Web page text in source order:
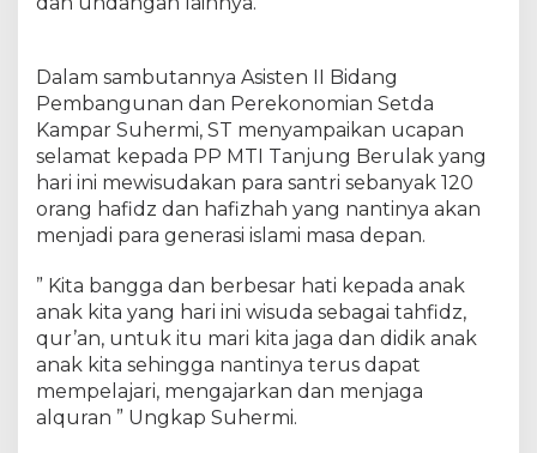
n
n
g
B
e
u
l
a
,
S
u
h
e
r
Dalam sambutannya Asisten II Bidang
Pembangunan dan Perekonomian Setda
Kampar Suhermi, ST menyampaikan ucapan
selamat kepada PP MTI Tanjung Berulak yang
hari ini mewisudakan para santri sebanyak 120
orang hafidz dan hafizhah yang nantinya akan
menjadi para generasi islami masa depan.
” Kita bangga dan berbesar hati kepada anak
anak kita yang hari ini wisuda sebagai tahfidz,
qur’an, untuk itu mari kita jaga dan didik anak
anak kita sehingga nantinya terus dapat
mempelajari, mengajarkan dan menjaga
alquran ” Ungkap Suhermi.